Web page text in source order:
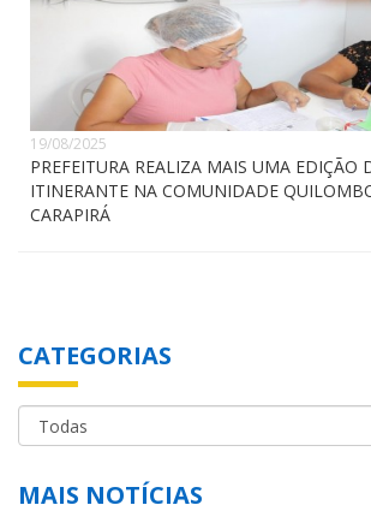
19/08/2025
PREFEITURA REALIZA MAIS UMA EDIÇÃO
ITINERANTE NA COMUNIDADE
CARAPIRÁ
CATEGORIAS
MAIS NOTÍCIAS